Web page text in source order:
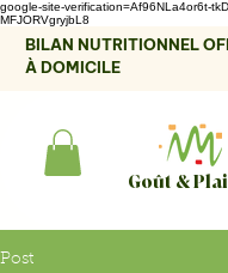
google-site-verification=Af96NLa4or6t-
MFJORVgryjbL8
BILAN NUTRITIONNEL
À DOMICILE
Goût &
Post